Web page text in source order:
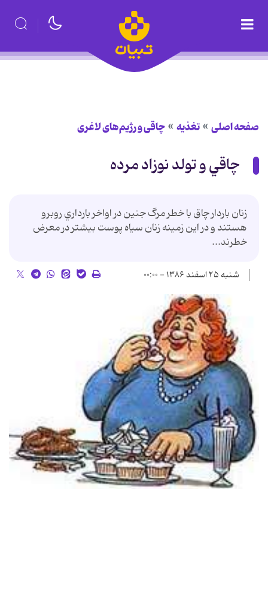
صفحه اصلی تغذیه چاقی و رژیم‌های لاغری
چاقي و تولد نوزاد مرده
زنان باردار چاق با خطر مرگ جنين در اواخر بارداري روبرو
هستند و در اين زمينه زنان سياه پوست بيشتر در معرض
خطرند...
شنبه ۲۵ اسفند ۱۳۸۶ - ۰۰:۰۰